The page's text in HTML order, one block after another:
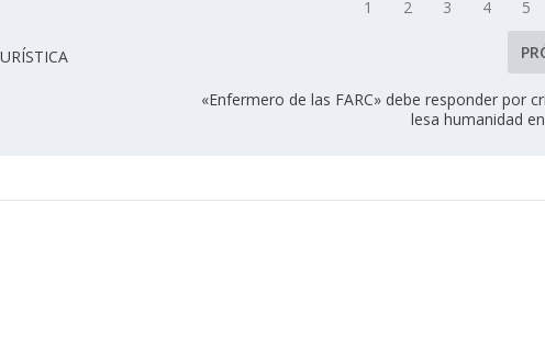
«Enfermero de las FARC» debe responder por
lesa humanidad